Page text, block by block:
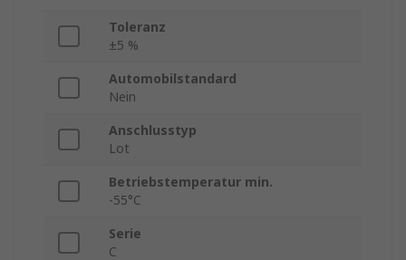
Toleranz
±5 %
Automobilstandard
Nein
Anschlusstyp
Lot
Betriebstemperatur min.
-55°C
Serie
C